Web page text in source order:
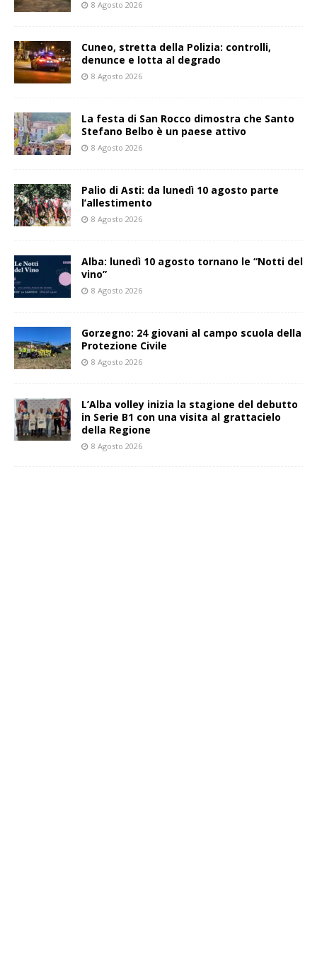
8 Agosto 2026
Cuneo, stretta della Polizia: controlli,
denunce e lotta al degrado
8 Agosto 2026
La festa di San Rocco dimostra che Santo
Stefano Belbo è un paese attivo
8 Agosto 2026
Palio di Asti: da lunedì 10 agosto parte
l’allestimento
8 Agosto 2026
Alba: lunedì 10 agosto tornano le “Notti del
vino”
8 Agosto 2026
Gorzegno: 24 giovani al campo scuola della
Protezione Civile
8 Agosto 2026
L’Alba volley inizia la stagione del debutto
in Serie B1 con una visita al grattacielo
della Regione
8 Agosto 2026